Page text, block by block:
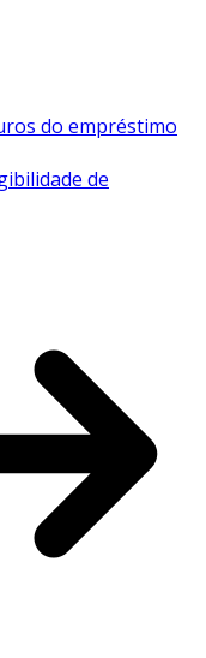
do empréstimo
de